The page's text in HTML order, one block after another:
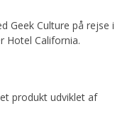
Geek Culture på rejse i
Hotel California.
produkt udviklet af